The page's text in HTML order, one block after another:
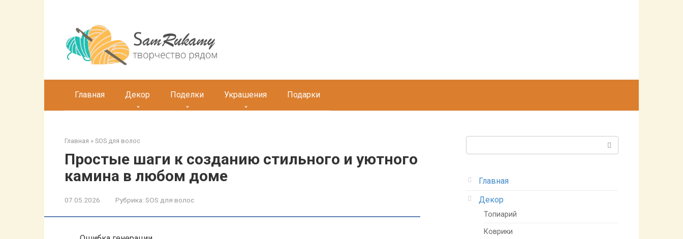
Главная Декор Поделки Украшения Подарки
Главная » SOS для волос
Простые шаги к созданию стильного и уютного
камина в любом доме
07.05.2026 Рубрика: SOS для волос
Главная
Декор
Топиарий
Коврики